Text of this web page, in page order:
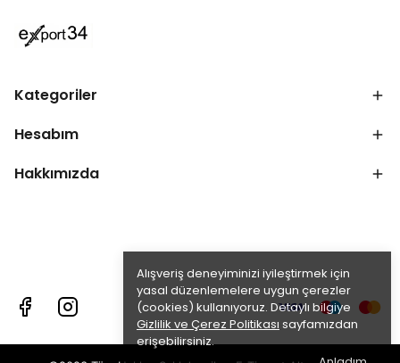
Alışveriş deneyiminizi iyileştirmek için
yasal düzenlemelere uygun çerezler
(cookies) kullanıyoruz. Detaylı bilgiye
Gizlilik ve Çerez Politikası sayfamızdan
erişebilirsiniz.
Kategoriler
Hesabım
Hakkımızda